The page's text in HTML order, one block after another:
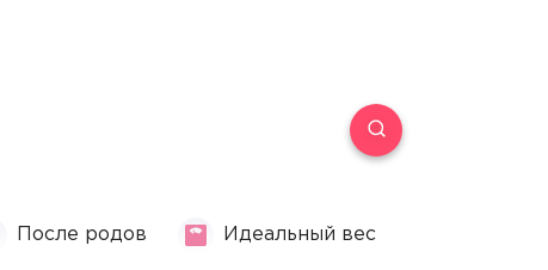
После родов Идеальный вес